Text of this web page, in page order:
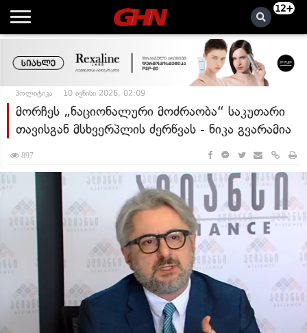
12+
პოლიტიკა 10 ივნისი 2026, 02:09
მორჩეს „ნაციონალური მოძრაობა“ საკუთარი
თავისგან მსხვერპლის ძერწვას - ნიკა გვარამია
897